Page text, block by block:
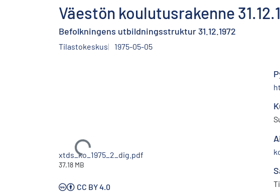
Väestön koulutusrakenne
Befolkningens utbildningsstruktur 31.12.1972
Tilastokeskus 1975-05-05
Ladataan...
xtds_ko_1975_2_dig.pdf
37.18 MB
CC BY 4.0